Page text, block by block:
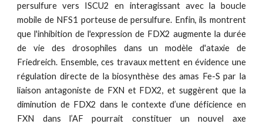
persulfure vers ISCU2 en interagissant avec la boucle
mobile de NFS1 porteuse de persulfure. Enfin, ils montrent
que l'inhibition de l'expression de FDX2 augmente la durée
de vie des drosophiles dans un modèle d'ataxie de
Friedreich. Ensemble, ces travaux mettent en évidence une
régulation directe de la biosynthèse des amas Fe-S par la
liaison antagoniste de FXN et FDX2, et suggèrent que la
diminution de FDX2 dans le contexte d’une déficience en
FXN dans l’AF pourrait constituer un nouvel axe